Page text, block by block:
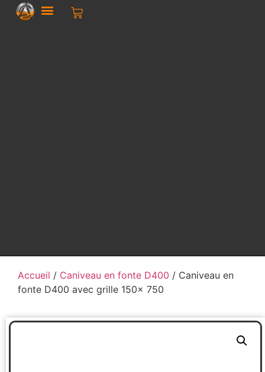
Accueil / Caniveau en fonte D400 / Caniveau en
fonte D400 avec grille 150x 750